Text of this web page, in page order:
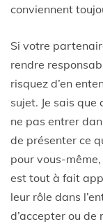
conviennent
Si votre
rendre
risquez d’en
sujet. Je sais
ne pas entrer
de présenter ce
pour vous-
est tout à fait
leur rôle dans
d’accepter ou